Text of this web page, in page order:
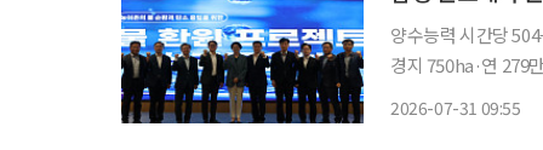
양수능력 시간당
경지 750ha·연 279만톤 삼성전자가 반도체 생산 과정에서 소모한 물에 상응
2026-07-31 09:55